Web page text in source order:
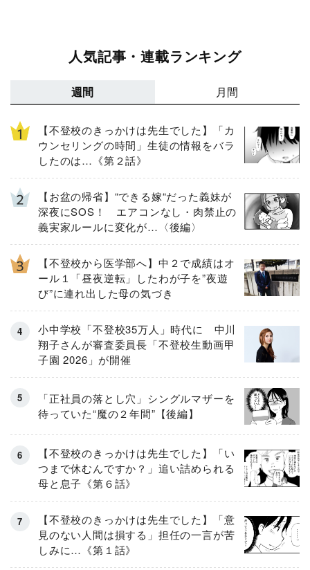
人気記事・連載ランキング
週間 月間
【不登校のきっかけは先生でした】「カ
ウンセリングの時間」生徒の情報をバラ
したのは…《第２話》
【お盆の帰省】“できる嫁“だった義妹が
深夜にSOS！ エアコンなし・肉禁止の
義実家ルールに変化が…〈後編〉
【不登校から医学部へ】中２で成績はオ
ール１「昼夜逆転」したわが子を”夜遊
び”に連れ出した母の気づき
小中学校「不登校35万人」時代に 中川
翔子さんが審査委員長「不登校生動画甲
子園 2026」が開催
「正社員の落とし穴」シングルマザーを
待っていた“魔の２年間”【後編】
【不登校のきっかけは先生でした】「い
つまで休むんですか？」追い詰められる
母と息子《第６話》
【不登校のきっかけは先生でした】「意
見のない人間は損する」担任の一言が苦
しみに…《第１話》